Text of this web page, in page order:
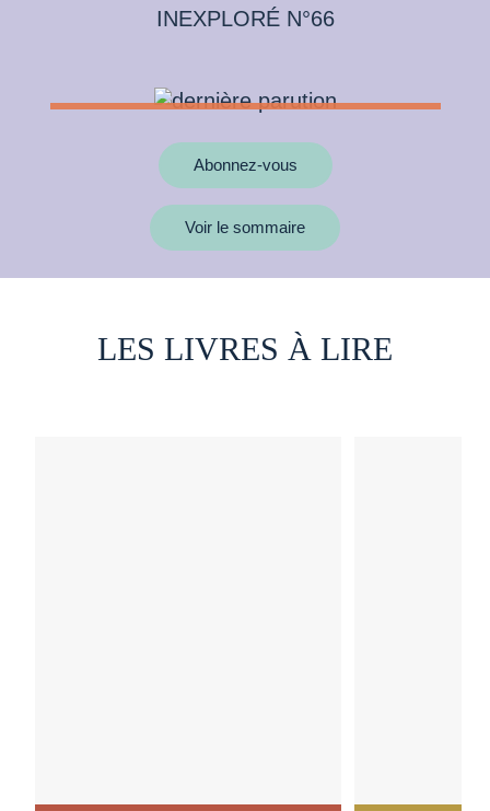
INEXPLORÉ N°66
Abonnez-vous
Voir le sommaire
LES LIVRES À LIRE